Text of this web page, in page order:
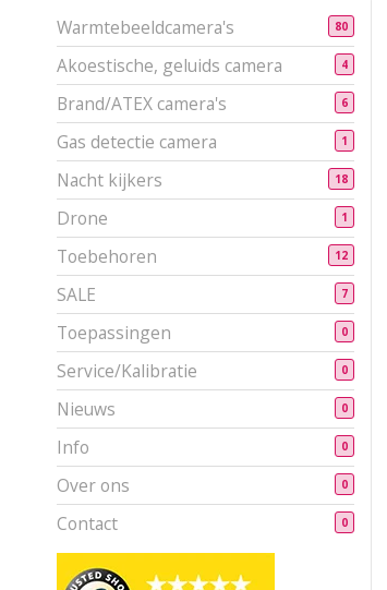
Warmtebeeldcamera's 80
Akoestische, geluids camera 4
Brand/ATEX camera's 6
Gas detectie camera 1
Nacht kijkers 18
Drone 1
Toebehoren 12
SALE 7
Toepassingen 0
Service/Kalibratie 0
Nieuws 0
Info 0
Over ons 0
Contact 0